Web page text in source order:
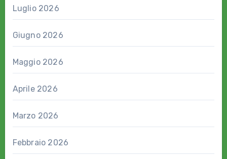
Luglio 2026
Giugno 2026
Maggio 2026
Aprile 2026
Marzo 2026
Febbraio 2026